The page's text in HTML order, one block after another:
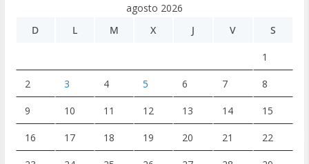
agosto 2026
D
L M X J V S
1
2 3 4 5 6 7 8
9 10 11 12 13 14 15
16 17 18 19 20 21 22